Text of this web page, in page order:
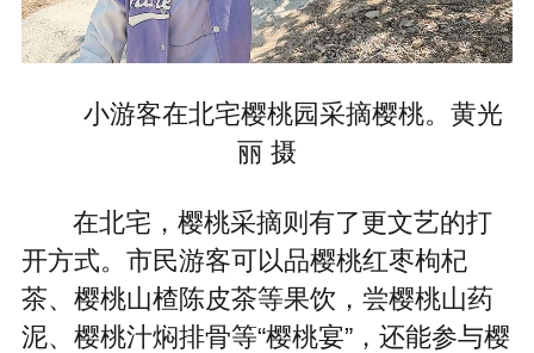
小游客在北宅樱桃园采摘樱桃。黄光
丽 摄
在北宅，樱桃采摘则有了更文艺的打
开方式。市民游客可以品樱桃红枣枸杞
茶、樱桃山楂陈皮茶等果饮，尝樱桃山药
泥、樱桃汁焖排骨等“樱桃宴”，还能参与樱